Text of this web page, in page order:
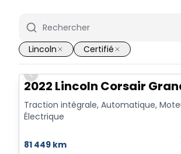
Lincoln Certifié
Previous slide
2022 Lincoln Corsair
Traction intégrale, Automatique,
Électrique
81 449 km